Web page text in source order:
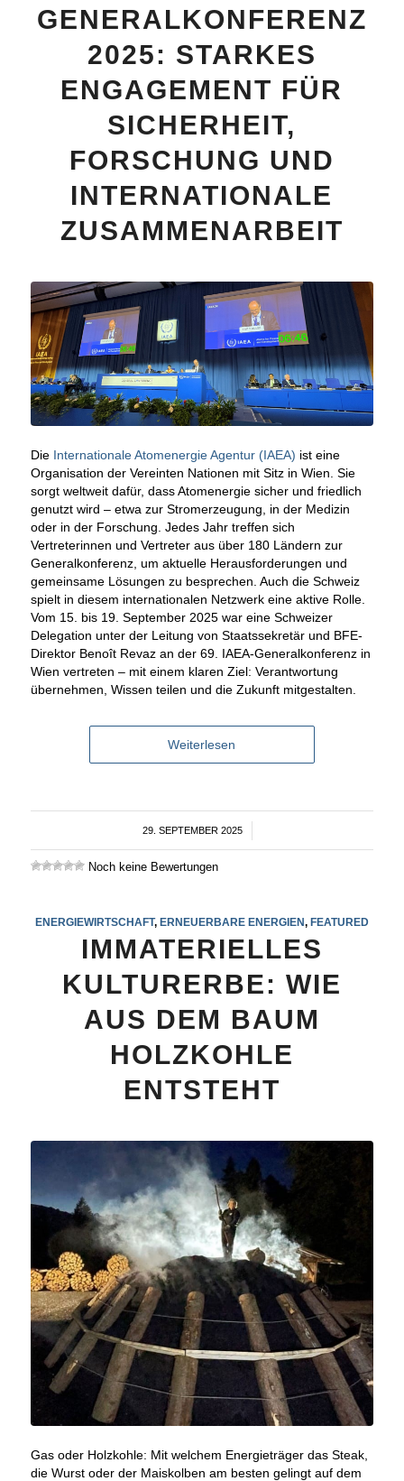
GENERALKONFERENZ
2025: STARKES
ENGAGEMENT FÜR
SICHERHEIT,
FORSCHUNG UND
INTERNATIONALE
ZUSAMMENARBEIT
DieInternationale Atomenergie Agentur (IAEA) ist eine
Organisation der Vereinten Nationen mit Sitz in Wien. Sie
sorgt weltweit dafür, dass Atomenergie sicher und friedlich
genutzt wird – etwa zur Stromerzeugung, in der Medizin
oder in der Forschung. Jedes Jahr treffen sich
Vertreterinnen und Vertreter aus über 180 Ländern zur
Generalkonferenz, um aktuelle Herausforderungen und
gemeinsame Lösungen zu besprechen. Auch die Schweiz
spielt in diesem internationalen Netzwerk eine aktive Rolle.
Vom 15. bis 19. September 2025 war eine Schweizer
Delegation unter der Leitung von Staatssekretär und BFE-
Direktor Benoît Revaz an der 69. IAEA-Generalkonferenzin
Wien vertreten – mit einem klaren Ziel: Verantwortung
übernehmen, Wissen teilen und die Zukunft mitgestalten.
Weiterlesen
29. SEPTEMBER 2025
/
Noch keine Bewertungen
ENERGIEWIRTSCHAFT, ERNEUERBARE ENERGIEN FEATURED
IMMATERIELLES
KULTURERBE: WIE
AUS DEM BAUM
HOLZKOHLE
ENTSTEHT
Gas oder Holzkohle: Mit welchem Energieträger das Steak,
die Wurst oder der Maiskolben am besten gelingt auf dem